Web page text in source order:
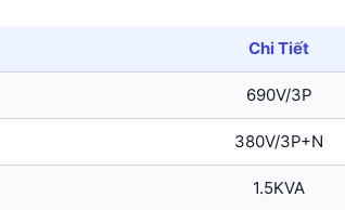
Chi Tiết
690V/3P
380V/3P+N
1.5KVA